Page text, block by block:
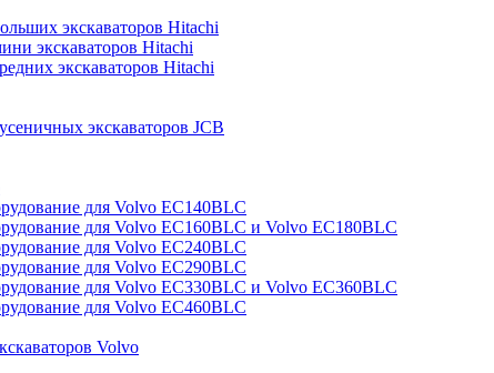
экскаваторов Hitachi
экскаваторов Hitachi
экскаваторов Hitachi
экскаваторов JCB
для Volvo EC140BLC
для Volvo EC160BLC и Volvo EC180BLC
для Volvo EC240BLC
для Volvo EC290BLC
для Volvo EC330BLC и Volvo EC360BLC
для Volvo EC460BLC
Volvo